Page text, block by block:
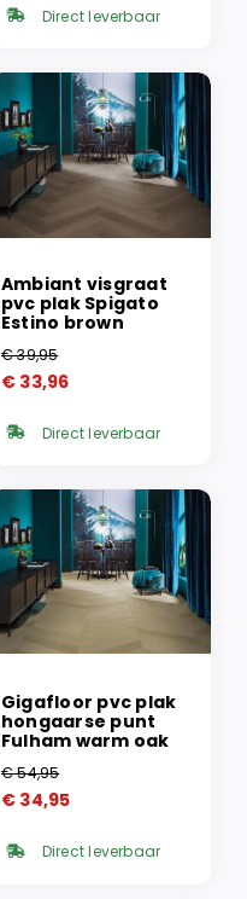
was:
is: Direct leverbaar
Ambiant visgraat
pvc plak Spigato
Estino brown
€39,95
Oorspronkelijke
was:
€ 33,96
Huidige
is: Direct leverbaar
Gigafloor pvc plak
hongaarse punt
Fulham warm oak
€54,95
Oorspronkelijke
was:
€ 34,95
Huidige
is: Direct leverbaar